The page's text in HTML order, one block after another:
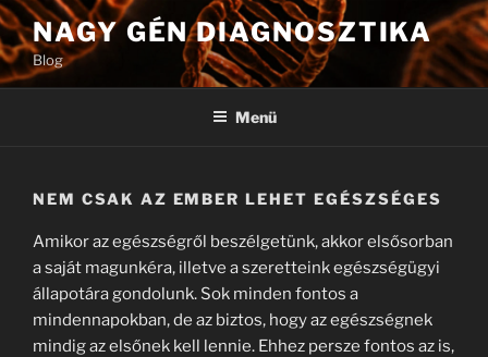
Tartalomhoz
NAGY GÉN DIAGNOSZTIKA
Blog
Menü
NEM CSAK AZ EMBER LEHET EGÉSZSÉGES
Amikor az egészségről beszélgetünk, akkor elsősorban
a saját magunkéra, illetve a szeretteink egészségügyi
állapotára gondolunk. Sok minden fontos a
mindennapokban, de az biztos, hogy az egészségnek
mindig az elsőnek kell lennie. Ehhez persze fontos az is,